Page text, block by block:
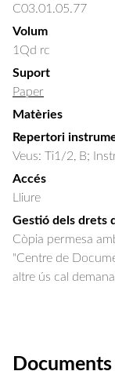
C03.01.05.77
Volum
1Qd rc
Suport
Paper
Matèries
Repertori
Veus: Ti1/2, B;
Accés
Lliure
Gestió dels drets
Còpia permesa
"Centre de
altre ús cal